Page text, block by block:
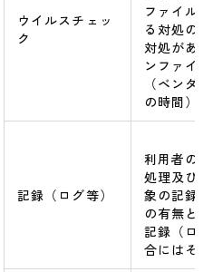
ウイルスチェッ
ク
ファイル
る対処の
対処があ
ンファイ
（ベンダ
の時間）
記録（ログ等）
利用者の
処理及び
象の記録
の有無と、
記録（ロ
合にはそ